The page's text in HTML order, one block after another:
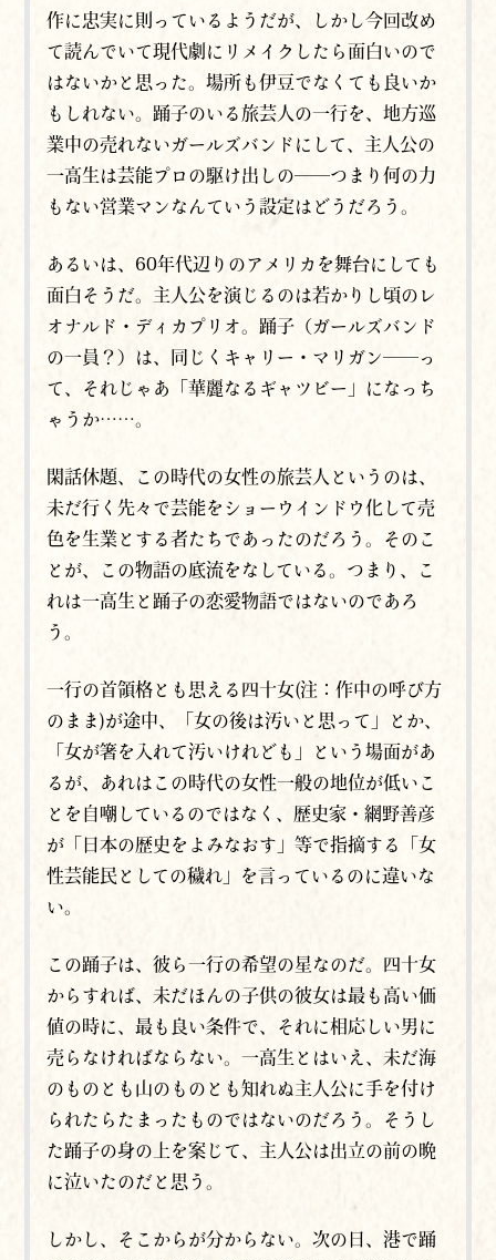
作に忠実に則っているようだが、しかし今回改め
て読んでいて現代劇にリメイクしたら面白いので
はないかと思った。場所も伊豆でなくても良いか
もしれない。踊子のいる旅芸人の一行を、地方巡
業中の売れないガールズバンドにして、主人公の
一高生は芸能プロの駆け出しの──つまり何の力
もない営業マンなんていう設定はどうだろう。
あるいは、60年代辺りのアメリカを舞台にしても
面白そうだ。主人公を演じるのは若かりし頃のレ
オナルド・ディカプリオ。踊子（ガールズバンド
の一員？）は、同じくキャリー・マリガン──っ
て、それじゃあ「華麗なるギャツビー」になっち
ゃうか……。
閑話休題、この時代の女性の旅芸人というのは、
未だ行く先々で芸能をショーウインドウ化して売
色を生業とする者たちであったのだろう。そのこ
とが、この物語の底流をなしている。つまり、こ
れは一高生と踊子の恋愛物語ではないのであろ
う。
一行の首領格とも思える四十女(注：作中の呼び方
のまま)が途中、「女の後は汚いと思って」とか、
「女が箸を入れて汚いけれども」という場面があ
るが、あれはこの時代の女性一般の地位が低いこ
とを自嘲しているのではなく、歴史家・網野善彦
が「日本の歴史をよみなおす」等で指摘する「女
性芸能民としての穢れ」を言っているのに違いな
い。
この踊子は、彼ら一行の希望の星なのだ。四十女
からすれば、未だほんの子供の彼女は最も高い価
値の時に、最も良い条件で、それに相応しい男に
売らなければならない。一高生とはいえ、未だ海
のものとも山のものとも知れぬ主人公に手を付け
られたらたまったものではないのだろう。そうし
た踊子の身の上を案じて、主人公は出立の前の晩
に泣いたのだと思う。
しかし、そこからが分からない。次の日、港で踊